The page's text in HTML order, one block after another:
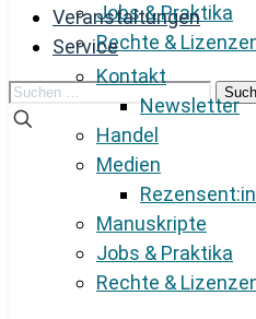
Jobs & Praktika
Rechte &
Suchen
nach:
Veranstaltungen
Service
Kontakt
Newsletter
Handel
Medien
Manuskripte
Jobs & Praktika
Rechte &